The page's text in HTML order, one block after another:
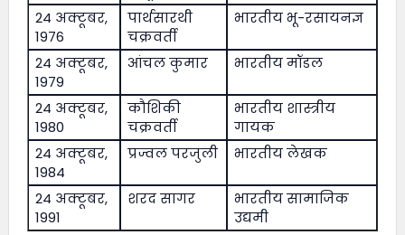
24 अक्टूबर,
1976
पार्थसारथी
चक्रवर्ती
भारतीय भू-रसायनज्ञ
24 अक्टूबर,
1979
आंचल कुमार भारतीय मॉडल
24 अक्टूबर,
1980
कौशिकी
चक्रवर्ती
भारतीय शास्त्रीय
गायक
24 अक्टूबर,
1984
प्रज्वल परजुली भारतीय लेखक
24 अक्टूबर,
1991
शरद सागर
भारतीय सामाजिक
उद्यमी